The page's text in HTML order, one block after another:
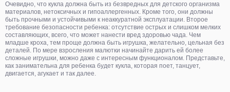
Очевидно, что кукла должна быть из безвредных для детского организма
материалов, нетоксичных и гипоаллергенных. Кроме того, они должны
быть прочными и устойчивыми к неаккуратной эксплуатации. Второе
требование безопасности ребенка: отсутствие острых и слишком мелких
составляющих, всего, что может нанести вред здоровью чада. Чем
младше кроха, тем проще должна быть игрушка, желательно, цельная без
деталей. По мере взросления малютки начинайте дарить ей более
сложные игрушки, можно даже с интересным функционалом. Представьте,
как занимательна для ребенка будет кукла, которая поет, танцует,
двигается, агукает и так далее.